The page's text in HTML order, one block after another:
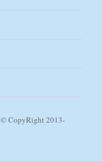
© CopyRight 2013-